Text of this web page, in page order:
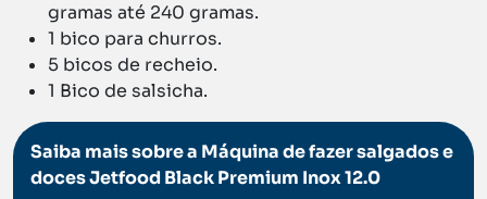
gramas até 240 gramas.
1 bico para churros.
5 bicos de recheio.
1 Bico de salsicha.
Saiba mais sobre a Máquina de fazer salgados e
doces Jetfood Black Premium Inox 12.0